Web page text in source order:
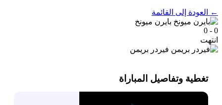
← العودة إلى القائمة
بايرن ميونخ
0 - 0
انتهت
فيردر بريمن
تغطية وتفاصيل المباراة